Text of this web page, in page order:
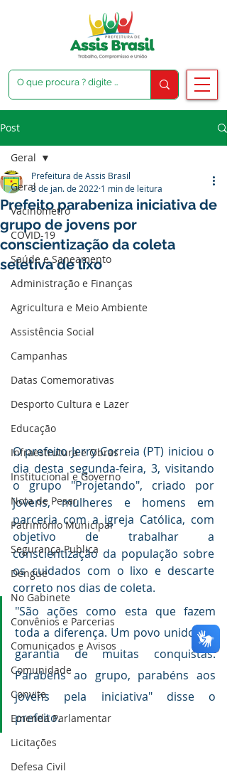
Post
Geral
Vacinômetro
COVID-19
Saúde e Saneamento
Administração e Finanças
Agricultura e Meio Ambiente
Assistência Social
Campanhas
Datas Comemorativas
Desporto Cultura e Lazer
Educação
Infraestrutura e Obras
Institucional e Governo
Nota de Pesar
Patrimônio Municipal
Segurança Publica
Dengue
No Gabinete
Convênios e Parcerias
Comunicados e Avisos
Comunidade
Convite
Emenda Parlamentar
Licitações
Defesa Civil
Geral
Prefeito parabeniza iniciativa de
grupo de jovens por
conscientização da coleta
seletiva de lixo
Prefeitura de Assis Brasil
3 de jan. de 2022 1 min de leitura
O prefeito Jerry Correia (PT) iniciou o
dia desta segunda-feira, 3, visitando
o grupo "Projetando", criado por
jovens, mulheres e homens em
parceria com a igreja Católica, com
objetivo de trabalhar a
conscientização da população sobre
os cuidados com o lixo e descarte
correto nos dias de coleta.
"São ações como esta que fazem
toda a diferença. Um povo unido é a
garantia de muitas conquistas.
Parabéns ao grupo, parabéns aos
jovens pela iniciativa" disse o
prefeito.